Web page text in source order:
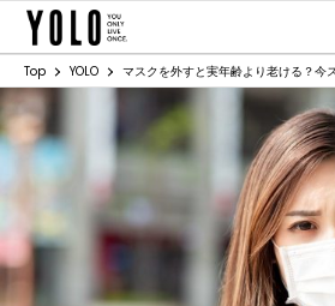
Top YOLO マスクを外すと実年齢より老ける？今